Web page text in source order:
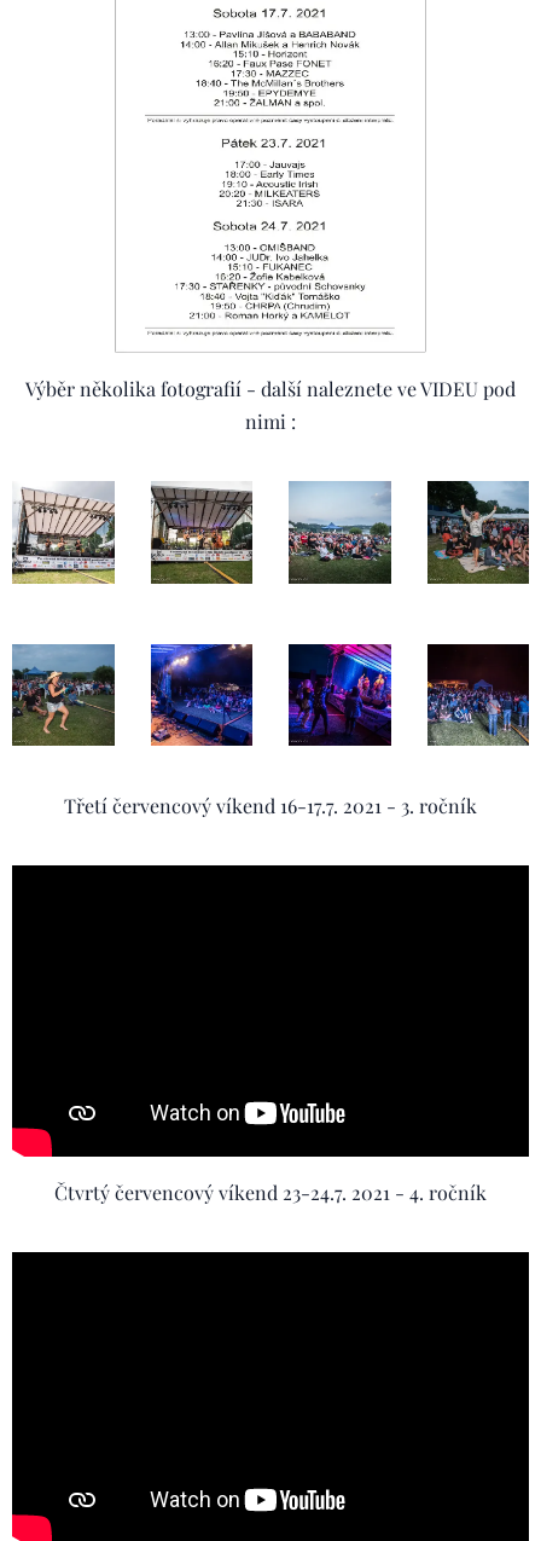
Výběr několika fotografií - další naleznete ve VIDEU pod
nimi :
Třetí červencový víkend 16-17.7. 2021 - 3. ročník
Čtvrtý červencový víkend 23-24.7. 2021 - 4. ročník